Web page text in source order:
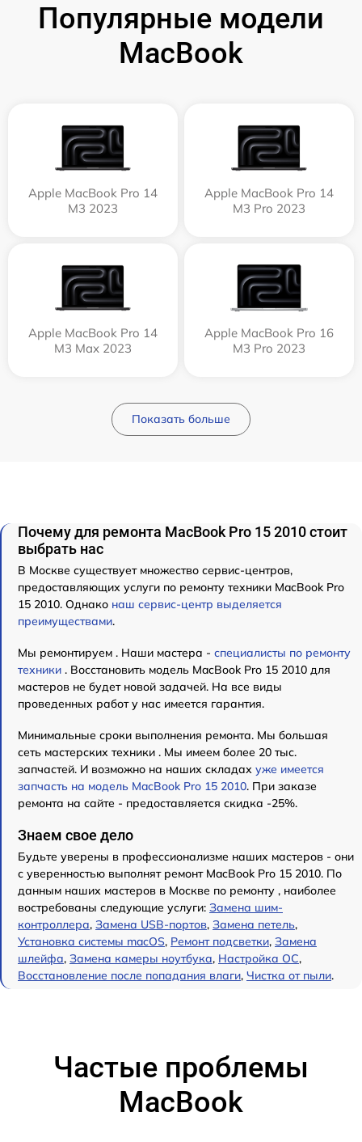
Популярные модели
MacBook
Apple MacBook Pro 14
M3 2023
Apple MacBook Pro 14
M3 Pro 2023
Apple MacBook Pro 14
M3 Max 2023
Apple MacBook Pro 16
M3 Pro 2023
Показать больше
Почему для ремонта MacBook Pro 15 2010 стоит
выбрать нас
В Москве существует множество сервис-центров,
предоставляющих услуги по ремонту техники MacBook Pro
15 2010. Однако наш сервис-центр выделяется
преимуществами.
Мы ремонтируем . Наши мастера - специалисты по ремонту
техники . Восстановить модель MacBook Pro 15 2010 для
мастеров не будет новой задачей. На все виды
проведенных работ у нас имеется гарантия.
Минимальные сроки выполнения ремонта. Мы большая
сеть мастерских техники . Мы имеем более 20 тыс.
запчастей. И возможно на наших складах уже имеется
запчасть на модель MacBook Pro 15 2010. При заказе
ремонта на сайте - предоставляется скидка -25%.
Знаем свое дело
Будьте уверены в профессионализме наших мастеров - они
с уверенностью выполнят ремонт MacBook Pro 15 2010. По
данным наших мастеров в Москве по ремонту , наиболее
востребованы следующие услуги: Замена шим-
контроллера, Замена USB-портов, Замена петель,
Установка системы macOS, Ремонт подсветки, Замена
шлейфа, Замена камеры ноутбука, Настройка ОС,
Восстановление после попадания влаги, Чистка от пыли.
Частые проблемы
MacBook